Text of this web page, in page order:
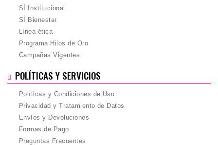
SÍ Institucional
SÍ Bienestar
Línea ética
Programa Hilos de Oro
Campañas Vigentes
POLÍTICAS Y SERVICIOS
Políticas y Condiciones de Uso
Privacidad y Tratamiento de Datos
Envíos y Devoluciones
Formas de Pago
Preguntas Frecuentes